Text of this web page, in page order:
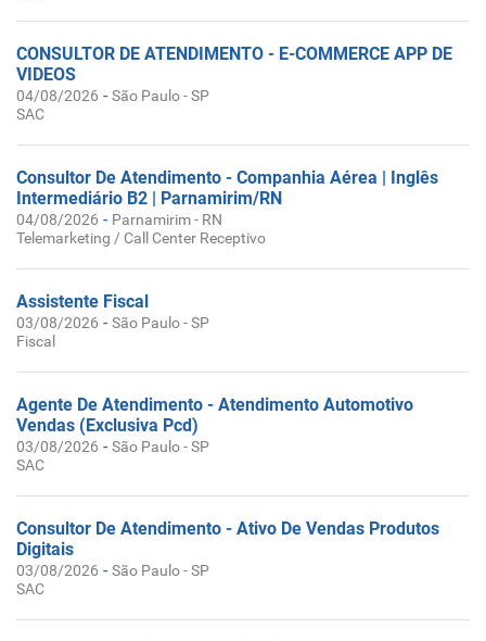
CONSULTOR DE ATENDIMENTO - E-COMMERCE APP DE
VIDEOS
04/08/2026 -São Paulo - SP
SAC
Consultor De Atendimento - Companhia Aérea | Inglês
Intermediário B2 | Parnamirim/RN
04/08/2026 - Parnamirim - RN
Telemarketing / Call Center Receptivo
Assistente Fiscal
03/08/2026 -São Paulo - SP
Fiscal
Agente De Atendimento - Atendimento Automotivo
Vendas (Exclusiva Pcd)
03/08/2026 -São Paulo - SP
SAC
Consultor De Atendimento - Ativo De Vendas Produtos
Digitais
03/08/2026 -São Paulo - SP
SAC